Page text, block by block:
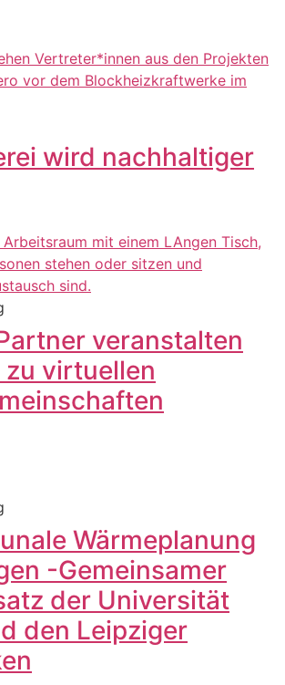
wird nachhaltiger
veranstalten
virtuellen
Wärmeplanung
-Gemeinsamer
der Universität
den Leipziger